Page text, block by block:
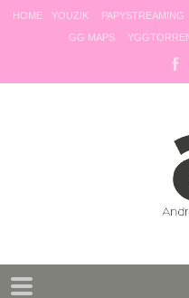
HOME YOUZIK PAPYSTREAMING
GG MAPS